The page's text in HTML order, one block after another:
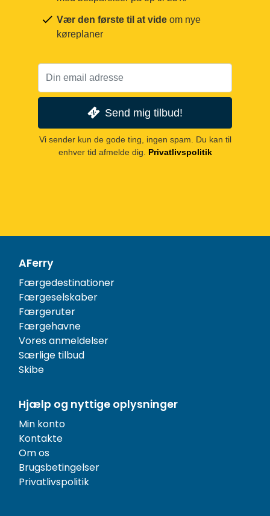
Vær den første til at vide om nye
køreplaner
Send mig tilbud!
Vi sender kun de gode ting, ingen spam. Du kan til
enhver tid afmelde dig.
Privatlivspolitik
AFerry
Færgedestinationer
Færgeselskaber
Færgeruter
Færgehavne
Vores anmeldelser
Særlige tilbud
Skibe
Hjælp og nyttige oplysninger
Min konto
Kontakte
Om os
Brugsbetingelser
Privatlivspolitik